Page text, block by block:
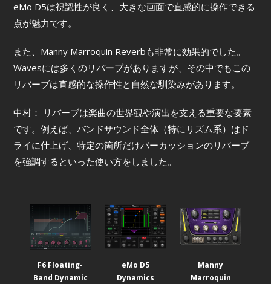
eMo D5は視認性が良く、大きな画面で直感的に操作できる
点が魅力です。
また、Manny Marroquin Reverbも非常に効果的でした。
Wavesには多くのリバーブがありますが、その中でもこの
リバーブは直感的な操作性と自然な馴染みがあります。
中村： リバーブは楽曲の世界観や演出を支える重要な要素
です。例えば、バンドサウンド全体（特にリズム系）はド
ライに仕上げ、特定の箇所だけパーカッションのリバーブ
を強調するといった使い方をしました。
F6 Floating-
Band Dynamic
eMo D5
Dynamics
Manny
Marroquin